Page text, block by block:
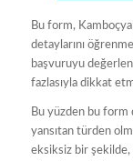
Bu form,
detaylarını
başvuruyu
fazlasıyla dikkat
Bu yüzden bu
yansıtan türden
eksiksiz bir şekilde,